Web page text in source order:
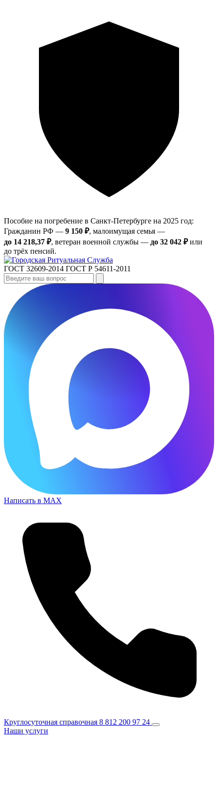
Пособие на погребение в Санкт‑Петербурге на 2025 год:
Гражданин РФ — 9 150 ₽, малоимущая семья —
до 14 218,37 ₽, ветеран военной службы — до 32 042 ₽или
до трёх пенсий.
ГОСТ 32609-2014 ГОСТ Р 54611-2011
Написать в MAX
Круглосуточная справочная 8 812 200 97 24
Наши услуги